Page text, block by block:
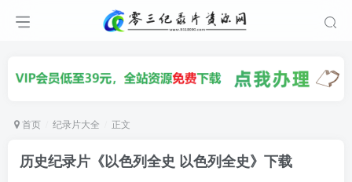
首页 纪录片大全 正文
历史纪录片《以色列全史 以色列全史》下载